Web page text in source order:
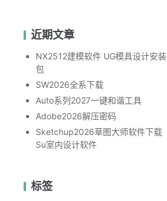
近期文章
NX2512建模软件 UG模具设计安装
包
SW2026全系下载
Auto系列2027一键和谐工具
Adobe2026解压密码
Sketchup2026草图大师软件下载
Su室内设计软件
标签